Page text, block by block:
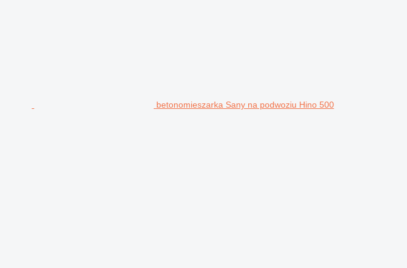
betonomieszarka Sany na podwoziu Hino 500